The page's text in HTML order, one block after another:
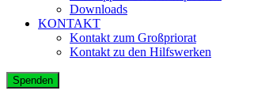
Downloads
KONTAKT
Kontakt zum Großpriorat
Kontakt zu den Hilfswerken
Spenden